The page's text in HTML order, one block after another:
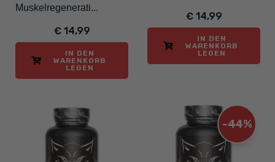
Muskelregenerati...
€ 14,99
IN DEN
WARENKORB
LEGEN
€ 14,99
IN DEN
WARENKORB
LEGEN
-44%